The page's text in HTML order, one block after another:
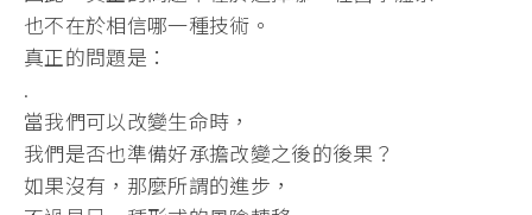
也不在於相信哪一種技術。
真正的問題是：
.
當我們可以改變生命時，
我們是否也準備好承擔改變之後的後果？
如果沒有，那麼所謂的進步，